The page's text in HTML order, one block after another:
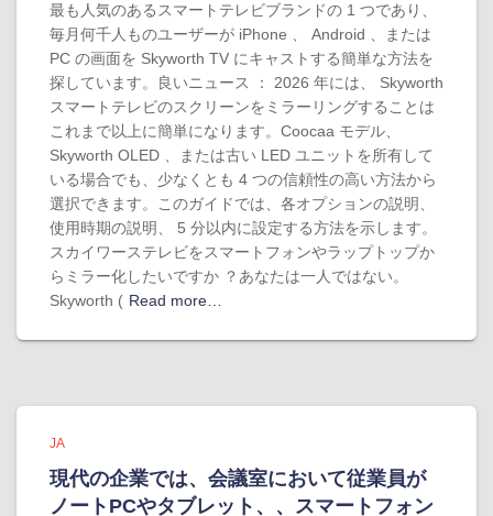
最も人気のあるスマートテレビブランドの 1 つであり、
毎月何千人ものユーザーが iPhone 、 Android 、または
PC の画面を Skyworth TV にキャストする簡単な方法を
探しています。良いニュース ： 2026 年には、 Skyworth
スマートテレビのスクリーンをミラーリングすることは
これまで以上に簡単になります。Coocaa モデル、
Skyworth OLED 、または古い LED ユニットを所有して
いる場合でも、少なくとも 4 つの信頼性の高い方法から
選択できます。このガイドでは、各オプションの説明、
使用時期の説明、 5 分以内に設定する方法を示します。
スカイワーステレビをスマートフォンやラップトップか
らミラー化したいですか ？あなたは一人ではない。
Skyworth ( Read more…
JA
現代の企業では、会議室において従業員が
ノートPCやタブレット、、スマートフォン